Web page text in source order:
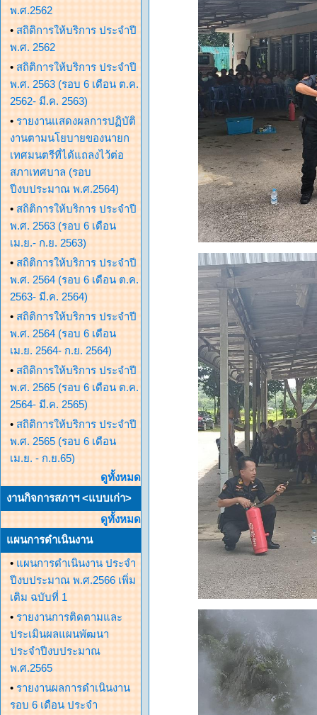
พ.ศ.2562
• สถิติการให้บริการ ประจำปี
พ.ศ. 2562
• สถิติการให้บริการ ประจำปี
พ.ศ. 2563 (รอบ 6 เดือน ต.ค.
2562- มี.ค. 2563)
• รายงานแสดงผลการปฏิบัติ
งานตามนโยบายของนายก
เทศมนตรีที่ได้แถลงไว้ต่อ
สภาเทศบาล (รอบ
ปีงบประมาณ พ.ศ.2564)
• สถิติการให้บริการ ประจำปี
พ.ศ. 2563 (รอบ 6 เดือน
เม.ย.- ก.ย. 2563)
• สถิติการให้บริการ ประจำปี
พ.ศ. 2564 (รอบ 6 เดือน ต.ค.
2563- มี.ค. 2564)
• สถิติการให้บริการ ประจำปี
พ.ศ. 2564 (รอบ 6 เดือน
เม.ย. 2564- ก.ย. 2564)
• สถิติการให้บริการ ประจำปี
พ.ศ. 2565 (รอบ 6 เดือน ต.ค.
2564- มี.ค. 2565)
• สถิติการให้บริการ ประจำปี
พ.ศ. 2565 (รอบ 6 เดือน
เม.ย. - ก.ย.65)
ดูทั้งหมด
งานกิจการสภาฯ <แบบเก่า>
ดูทั้งหมด
แผนการดำเนินงาน
• แผนการดำเนินงาน ประจำ
ปีงบประมาณ พ.ศ.2566 เพิ่ม
เติม ฉบับที่ 1
• รายงานการติดตามและ
ประเมินผลแผนพัฒนา
ประจำปีงบประมาณ
พ.ศ.2565
• รายงานผลการดำเนินงาน
รอบ 6 เดือน ประจำ